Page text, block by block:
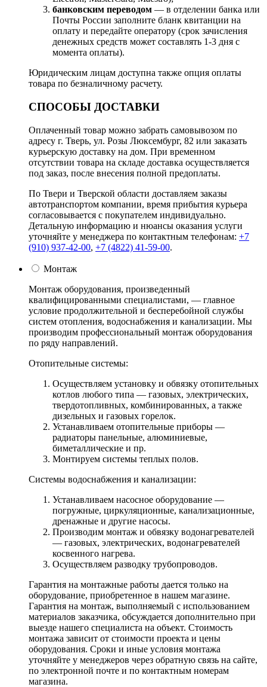
банковским переводом — в отделении банка или
Почты России заполните бланк квитанции на
оплату и передайте оператору (срок зачисления
денежных средств может составлять 1-3 дня с
момента оплаты).
Юридическим лицам доступна также опция оплаты
товара по безналичному расчету.
СПОСОБЫ ДОСТАВКИ
Оплаченный товар можно забрать самовывозом по
адресу г. Тверь, ул. Розы Люксембург, 82 или заказать
курьерскую доставку на дом. При временном
отсутствии товара на складе доставка осуществляется
под заказ, после внесения полной предоплаты.
По Твери и Тверской области доставляем заказы
автотранспортом компании, время прибытия курьера
согласовывается с покупателем индивидуально.
Детальную информацию и нюансы оказания услуги
уточняйте у менеджера по контактным телефонам: +7
(910) 937-42-00, +7 (4822) 41-59-00.
Монтаж
Монтаж оборудования, произведенный
квалифицированными специалистами, — главное
условие продолжительной и бесперебойной службы
систем отопления, водоснабжения и канализации. Мы
производим профессиональный монтаж оборудования
по ряду направлений.
Отопительные системы:
Осуществляем установку и обвязку отопительных
котлов любого типа — газовых, электрических,
твердотопливных, комбинированных, а также
дизельных и газовых горелок.
Устанавливаем отопительные приборы —
радиаторы панельные, алюминиевые,
биметаллические и пр.
Монтируем системы теплых полов.
Системы водоснабжения и канализации:
Устанавливаем насосное оборудование —
погружные, циркуляционные, канализационные,
дренажные и другие насосы.
Производим монтаж и обвязку водонагревателей
— газовых, электрических, водонагревателей
косвенного нагрева.
Осуществляем разводку трубопроводов.
Гарантия на монтажные работы дается только на
оборудование, приобретенное в нашем магазине.
Гарантия на монтаж, выполняемый с использованием
материалов заказчика, обсуждается дополнительно при
выезде нашего специалиста на объект. Стоимость
монтажа зависит от стоимости проекта и цены
оборудования. Сроки и иные условия монтажа
уточняйте у менеджеров через обратную связь на сайте,
по электронной почте и по контактным номерам
магазина.